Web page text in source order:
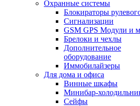
Охранные системы
Блокираторы
Сигнализации
GSM GPS Модули и
Брелоки и чехлы
Дополнительное
оборудование
Иммобилайзеры
Для дома и офиса
Винные шкафы
Минибар-
Сейфы